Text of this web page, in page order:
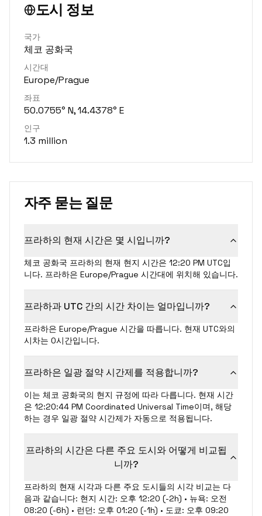
도시 정보
국가
체코 공화국
시간대
Europe/Prague
좌표
50.0755° N, 14.4378° E
인구
1.3 million
자주 묻는 질문
프라하의 현재 시간은 몇 시입니까?
체코 공화국 프라하의 현재 현지 시간은 12:20 PM UTC입
니다. 프라하은 Europe/Prague 시간대에 위치해 있습니다.
프라하과 UTC 간의 시간 차이는 얼마입니까?
프라하은 Europe/Prague 시간을 따릅니다. 현재 UTC와의
시차는 0시간입니다.
프라하은 일광 절약 시간제를 적용합니까?
이는 체코 공화국의 현지 규정에 따라 다릅니다. 현재 시간
은 12:20:44 PM Coordinated Universal Time이며, 해당
하는 경우 일광 절약 시간제가 자동으로 적용됩니다.
프라하의 시간은 다른 주요 도시와 어떻게 비교됩
니까?
프라하의 현재 시각과 다른 주요 도시들의 시각 비교는 다
음과 같습니다: 현지 시간: 오후 12:20 (-2h) • 뉴욕: 오전
08:20 (-6h) • 런던: 오후 01:20 (-1h) • 도쿄: 오후 09:20